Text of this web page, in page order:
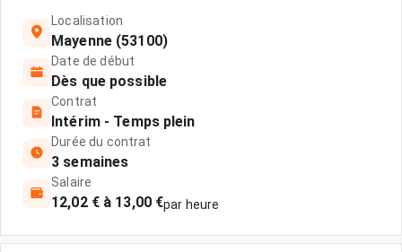
Localisation
Mayenne (53100)
Date de début
Dès que possible
Contrat
Intérim - Temps plein
Durée du contrat
3 semaines
Salaire
12,02 € à 13,00 €par heure